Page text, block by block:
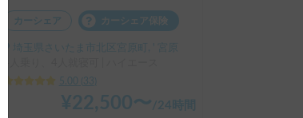
カーシェア カーシェア保険
埼玉県さいたま市北区宮原町, ' 宮原
5.00 33
¥22,500〜/24時間